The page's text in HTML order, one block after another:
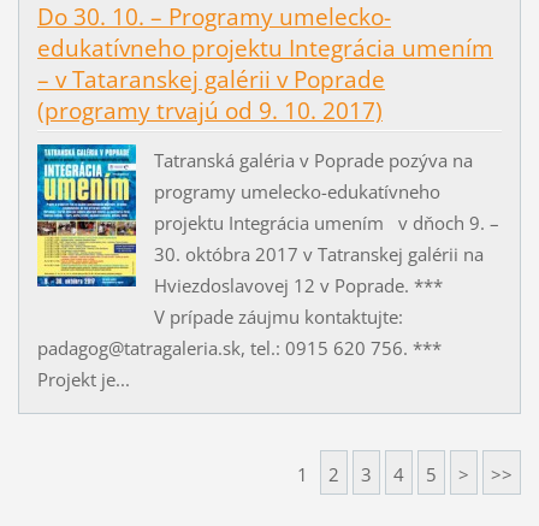
Do 30. 10. – Programy umelecko-
edukatívneho projektu Integrácia umením
– v Tataranskej galérii v Poprade
(programy trvajú od 9. 10. 2017)
Tatranská galéria v Poprade pozýva na
programy umelecko-edukatívneho
projektu Integrácia umením v dňoch 9. –
30. októbra 2017 v Tatranskej galérii na
Hviezdoslavovej 12 v Poprade. ***
V prípade záujmu kontaktujte:
padagog@tatragaleria.sk, tel.: 0915 620 756. ***
Projekt je...
1 2 3 4 5 > >>